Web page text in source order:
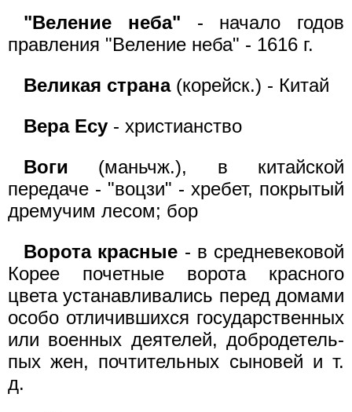
"Веление неба" - начало годов
правления "Веление неба" - 1616 г.
Великая страна (корейск.) - Китай
Вера Есу - христианство
Воги (маньчж.), в китайской
передаче - "воцзи" - хребет, покрытый
дремучим лесом; бор
Ворота красные - в средневековой
Корее почетные ворота красного
цвета устанавливались перед домами
особо отличившихся государственных
или военных деятелей, добродетель-
пых жен, почтительных сыновей и т.
д.